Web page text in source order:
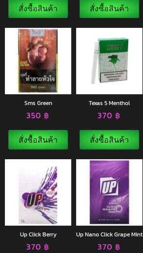
สั่งซื้อสินค้า สั่งซื้อสินค้า
Sms Green
350 ฿
สั่งซื้อสินค้า
Texas 5 Menthol
370 ฿
สั่งซื้อสินค้า
Up Click Berry
370 ฿
Up Nano Click Grape Mint
370 ฿